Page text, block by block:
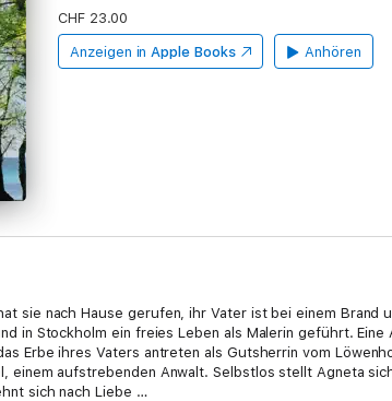
CHF 23.00
Anzeigen in Apple Books Anhören
sie nach Hause gerufen, ihr Vater ist bei einem Brand
in Stockholm ein freies Leben als Malerin geführt.
Erbe ihres Vaters antreten als Gutsherrin vom
einem aufstrebenden Anwalt. Selbstlos stellt Agneta
sich nach Liebe …